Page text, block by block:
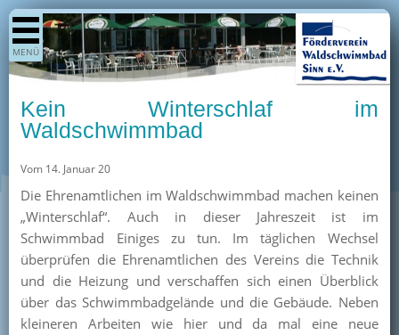
MENÜ
Shop
Aktuelles
Termine
/ Preise
Kurse
Kioskangebote
Unterstützer
Kein Winterschlaf im
Waldschwimmbad
Vom 14. Januar 20
Die Ehrenamtlichen im Waldschwimmbad machen keinen
„Winterschlaf“. Auch in dieser Jahreszeit ist im
Schwimmbad Einiges zu tun. Im täglichen Wechsel
überprüfen die Ehrenamtlichen des Vereins die Technik
und die Heizung und verschaffen sich einen Überblick
über das Schwimmbadgelände und die Gebäude. Neben
kleineren Arbeiten wie hier und da mal eine neue